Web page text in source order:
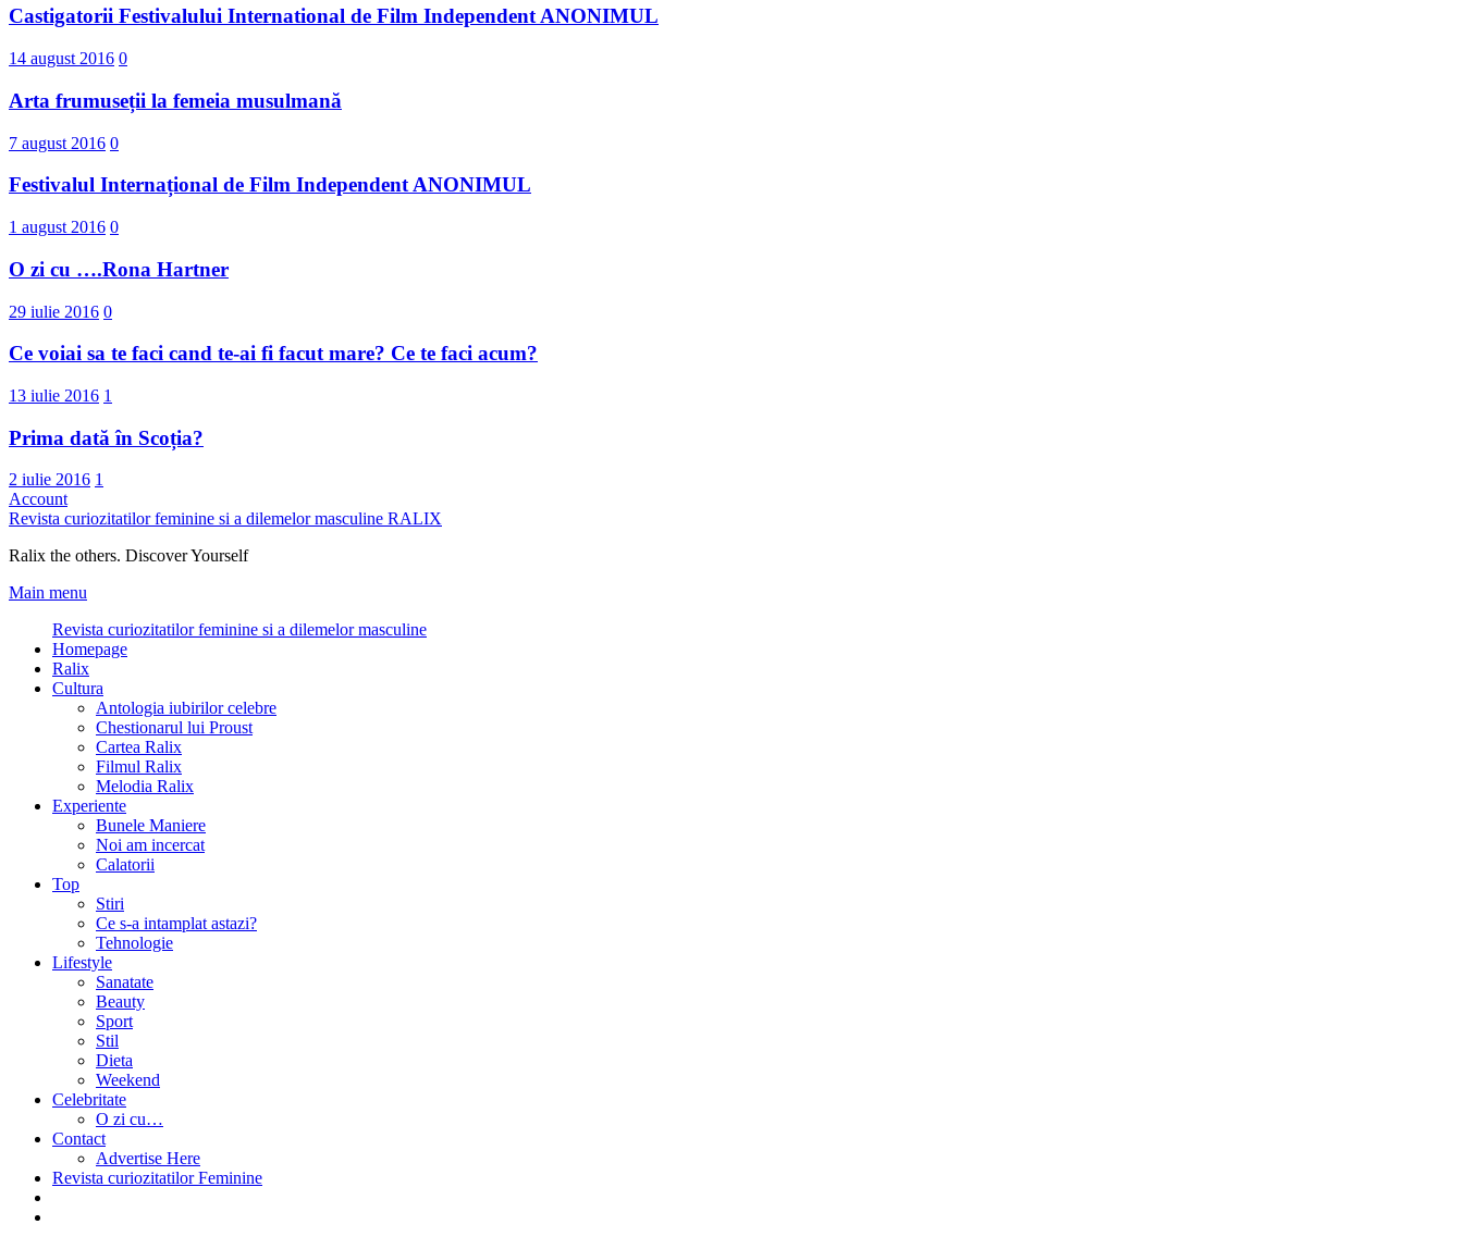
Castigatorii Festivalului International d​e Film Independent ANONIMUL
14 august 2016 0
Arta frumuseții la femeia musulmană
7 august 2016 0
Festivalul Internațional de Film Independent ANONIMUL
1 august 2016 0
O zi cu ….Rona Hartner
29 iulie 2016 0
Ce voiai sa te faci cand te-ai fi facut mare? Ce te faci acum?
13 iulie 2016 1
Prima dată în Scoția?
2 iulie 2016 1
Account
Revista curiozitatilor feminine si a dilemelor masculine RALIX
Ralix the others. Discover Yourself
Main menu
Revista curiozitatilor feminine si a dilemelor masculine
Homepage
Ralix
Cultura
Antologia iubirilor celebre
Chestionarul lui Proust
Cartea Ralix
Filmul Ralix
Melodia Ralix
Experiente
Bunele Maniere
Noi am incercat
Calatorii
Top
Stiri
Ce s-a intamplat astazi?
Tehnologie
Lifestyle
Sanatate
Beauty
Sport
Stil
Dieta
Weekend
Celebritate
O zi cu…
Contact
Advertise Here
Revista curiozitatilor Feminine